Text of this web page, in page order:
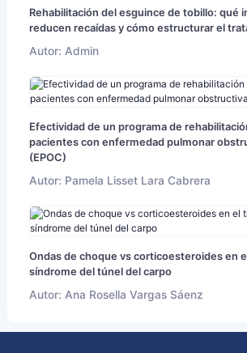
Rehabilitación del esguince de tobillo: qué
reducen recaídas y cómo estructurar el
Autor: Admin
Efectividad de un programa de
pacientes con enfermedad pulmonar
(EPOC)
Autor: Pamela Lisset Lara Cabrera
Ondas de choque vs corticoesteroides en
síndrome del túnel del carpo
Autor: Ana Rosella Vargas Sáenz